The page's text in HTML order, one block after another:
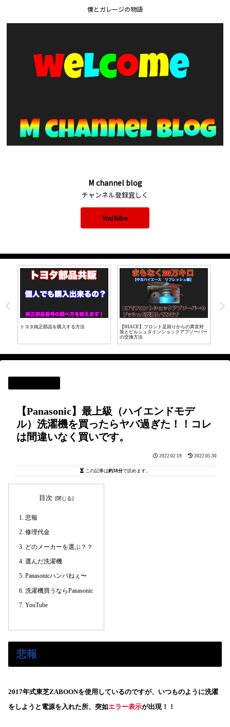
僕とガレージの物語
M channel blog
チャンネル登録宜しく
YouTube
【LINE証券】初心者が投資にチャレン
【HIACE200カスタム】メッキドアノブを
マットブラックに変更してみた。
【Panasonic】最上級（ハイエンドモデ
ル）洗濯機を買ったらヤバ過ぎた！！コレ
は間違いなく買いです。
2022.02.19 2022.05.30
この記事は約38分で読めます。
目次
悲報
修理代金
どのメーカーを選ぶ？？
選んだ洗濯機
Panasonicハンパねぇ〜
洗濯機買うならPanasonic
YouTube
悲報
2017年式東芝ZABOONを使用しているのですが、いつものように洗濯
をしようと電源を入れた所、突如エラー表示が出現！！